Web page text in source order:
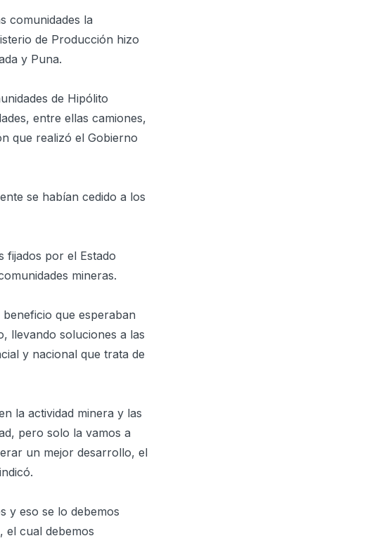
comunidades la
de Producción hizo
y Puna.
de Hipólito
entre ellas camiones,
que realizó el Gobierno
se habían cedido a los
fijados por el Estado
mineras.
que esperaban
llevando soluciones a las
y nacional que trata de
la actividad minera y las
pero solo la vamos a
un mejor desarrollo, el
y eso se lo debemos
el cual debemos